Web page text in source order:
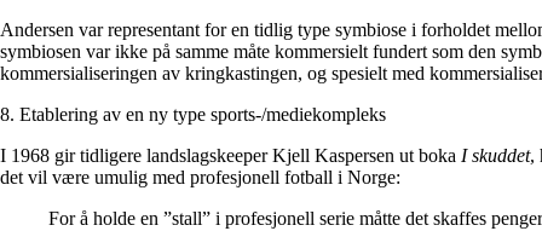
Andersen var representant for en tidlig type symbiose i forholdet
symbiosen var ikke på samme måte kommersielt fundert som den
kommersialiseringen av kringkastingen, og spesielt med
8. Etablering av en ny type sports-/mediekompleks
I 1968 gir tidligere landslagskeeper Kjell Kaspersen ut boka I skuddet,
det vil være umulig med profesjonell fotball i Norge:
For å holde en ”stall” i profesjonell serie måtte det skaffes